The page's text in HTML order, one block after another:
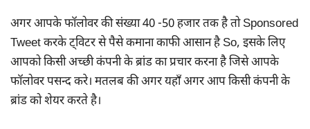
अगर आपके फॉलोवर की संख्या 40 -50 हजार तक है तो Sponsored
Tweet करके ट्विटर से पैसे कमाना काफी आसान है So, इसके लिए
आपको किसी अच्छी कंपनी के ब्रांड का प्रचार करना है जिसे आपके
फॉलोवर पसन्द करे। मतलब की अगर यहाँ अगर आप किसी कंपनी के
ब्रांड को शेयर करते है।